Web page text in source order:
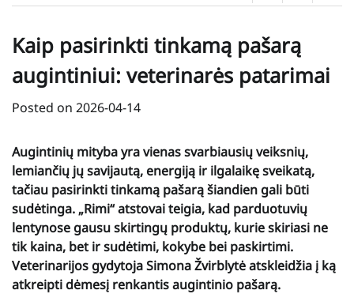
Kaip pasirinkti tinkamą pašarą
augintiniui: veterinarės patarimai
Posted on 2026-04-14
Augintinių mityba yra vienas svarbiausių veiksnių,
lemiančių jų savijautą, energiją ir ilgalaikę sveikatą,
tačiau pasirinkti tinkamą pašarą šiandien gali būti
sudėtinga. „Rimi“ atstovai teigia, kad parduotuvių
lentynose gausu skirtingų produktų, kurie skiriasi ne
tik kaina, bet ir sudėtimi, kokybe bei paskirtimi.
Veterinarijos gydytoja Simona Žvirblytė atskleidžia į ką
atkreipti dėmesį renkantis augintinio pašarą.